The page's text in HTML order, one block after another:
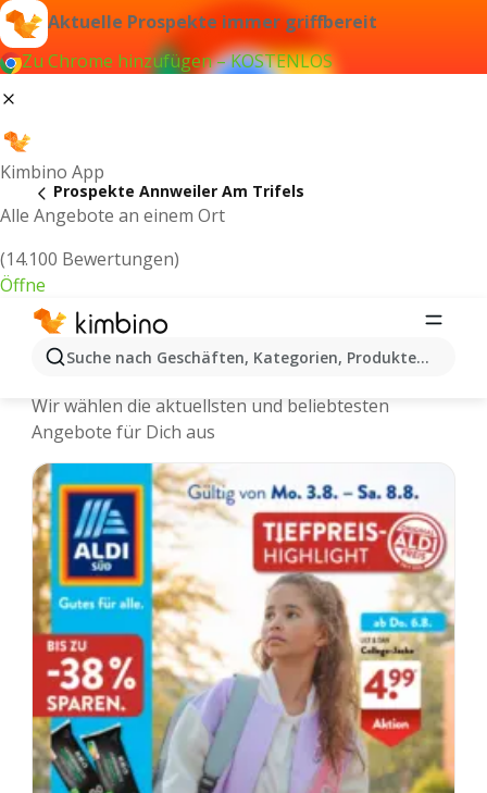
Aktuelle Prospekte immer griffbereit
Zu Chrome hinzufügen – KOSTENLOS
Kimbino App
Alle Angebote an einem Ort
(14.100 Bewertungen)
Öffne
Suche nach Geschäften, Kategorien, Produkten...
Prospekte Annweiler Am Trifels
Annweiler Am Trifels - Neuste
Wir wählen die aktuellsten und beliebtesten
Angebote für Dich aus